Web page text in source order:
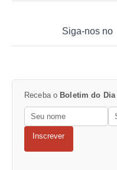
Siga-nos no
Receba o Boletim do Dia
Inscrever